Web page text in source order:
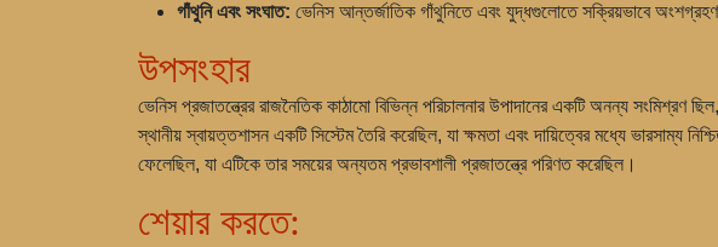
গাঁথুনি এবং সংঘাত: ভেনিস আন্তর্জাতিক গাঁথুনিতে এবং যুদ্ধগুলোতে সক্রিয়ভাবে অংশগ্রহণ
উপসংহার
ভেনিস প্রজাতন্ত্রের রাজনৈতিক কাঠামো বিভিন্ন পরিচালনার উপাদানের একটি অনন্য সংমিশ্রণ
স্থানীয় স্বায়ত্তশাসন একটি সিস্টেম তৈরি করেছিল, যা ক্ষমতা এবং দায়িত্বের মধ্যে ভারসাম্য
ফেলেছিল, যা এটিকে তার সময়ের অন্যতম প্রভাবশালী প্রজাতন্ত্রে পরিণত করেছিল।
শেয়ার করতে: